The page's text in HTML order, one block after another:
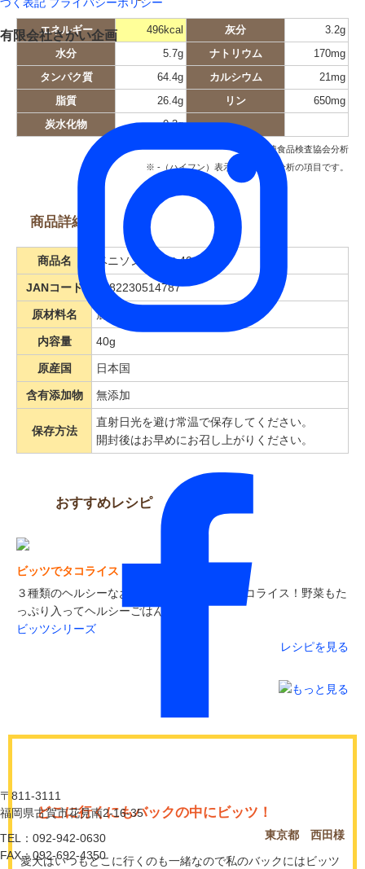
づく表記 プライバシーポリシー
有限会社さかい企画
〒811-3111
福岡県古賀市花見南2-16-35
TEL：092-942-0630
FAX：092-692-4350
エネルギー 496kcal 灰分 3.2g
水分 5.7g ナトリウム 170mg
タンパク質 64.4g カルシウム 21mg
脂質 26.4g リン 650mg
炭水化物 0.3g
日本冷凍食品検査協会分析
※ -（ハイフン）表示の場合は未分析の項目です。
商品詳細
商品名 ベニソンビッツ 40g
JANコード 4582230514787
原材料名 鹿肉（国内産）
内容量 40g
原産国 日本国
含有添加物 無添加
保存方法
直射日光を避け常温で保存してください。
開封後はお早めにお召し上がりください。
おすすめレシピ
ビッツでタコライス
３種類のヘルシーなお肉のビッツを使ったタコライス！野菜もた
っぷり入ってヘルシーごはん！
ビッツシリーズ
レシピを見る
どこに行くにもバックの中にビッツ！
東京都 西田様
愛犬はいつもどこに行くのも一緒なので私のバックにはビッツ